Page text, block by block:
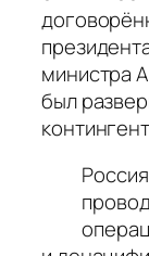
министра
был